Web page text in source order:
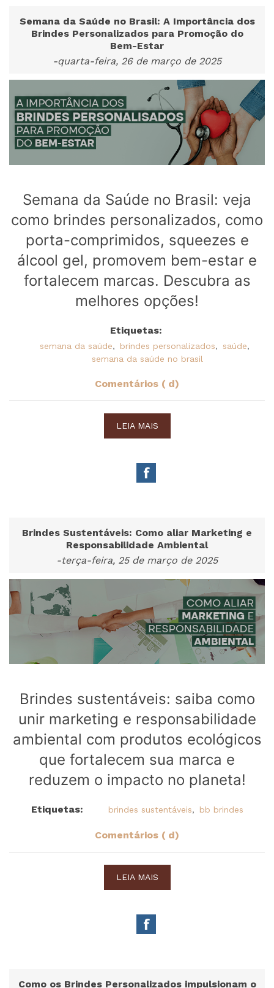
Semana da Saúde no Brasil: A Importância dos
Brindes Personalizados para Promoção do
Bem-Estar
-quarta-feira, 26 de março de 2025
Semana da Saúde no Brasil: veja
como brindes personalizados, como
porta-comprimidos, squeezes e
álcool gel, promovem bem-estar e
fortalecem marcas. Descubra as
melhores opções!
Etiquetas:
semana da saúde, brindes personalizados, saúde,
semana da saúde no brasil
Comentários ( d)
LEIA MAIS
Brindes Sustentáveis: Como aliar Marketing e
Responsabilidade Ambiental
-terça-feira, 25 de março de 2025
Brindes sustentáveis: saiba como
unir marketing e responsabilidade
ambiental com produtos ecológicos
que fortalecem sua marca e
reduzem o impacto no planeta!
Etiquetas: brindes sustentáveis, bb brindes
Comentários ( d)
LEIA MAIS
Como os Brindes Personalizados impulsionam o